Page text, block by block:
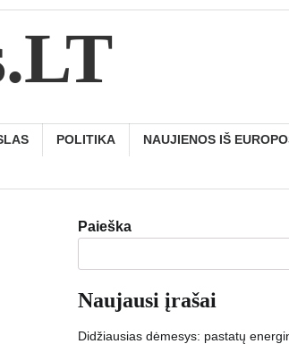
POLITIKA NAUJIENOS IŠ
Paieška
Naujausi įrašai
Didžiausias dėmesys: pastatų